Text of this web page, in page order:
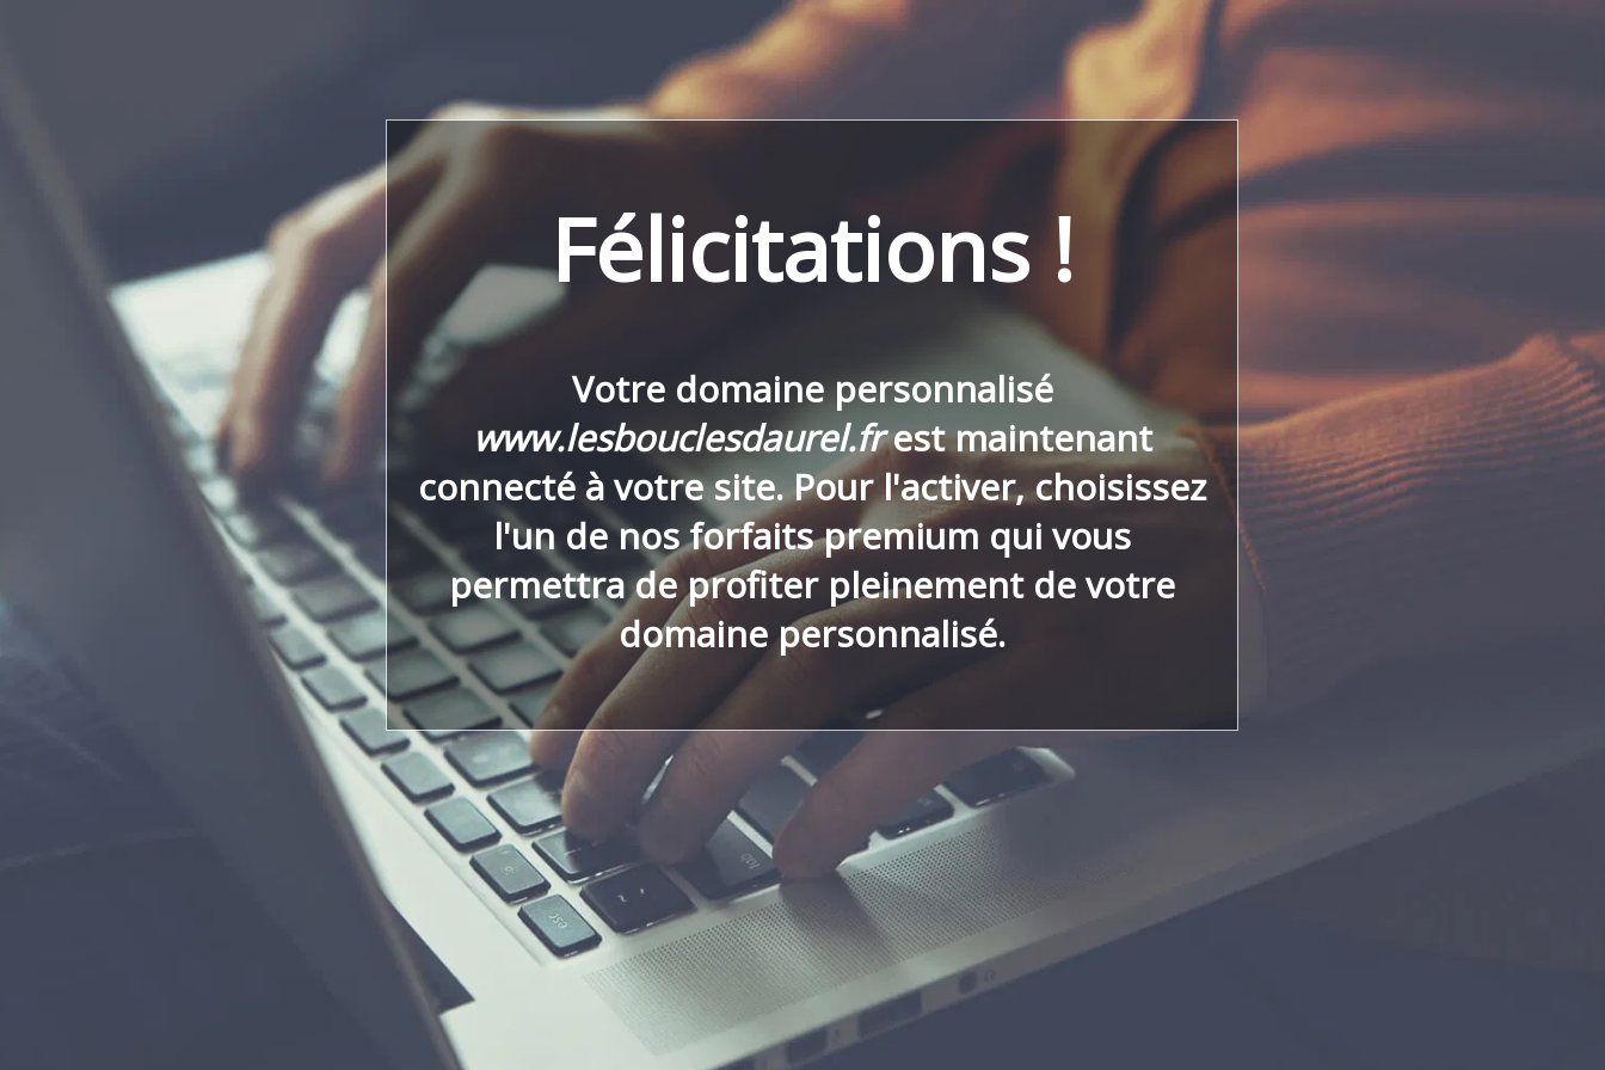
Félicitations !
Votre domaine personnalisé
www.lesbouclesdaurel.frest maintenant
connecté à votre site. Pour l'activer, choisissez
l'un de nos forfaits premium qui vous
permettra de profiter pleinement de votre
domaine personnalisé.